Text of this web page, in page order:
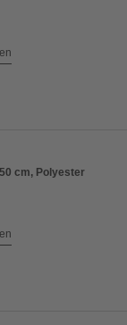
cm, Polyester